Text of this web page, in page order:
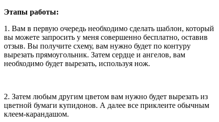
Этапы работы:
1. Вам в первую очередь необходимо сделать шаблон, который
вы можете запросить у меня совершенно бесплатно, оставив
отзыв. Вы получите схему, вам нужно будет по контуру
вырезать прямоугольник. Затем сердце и ангелов, вам
необходимо будет вырезать, используя нож.
2. Затем любым другим цветом вам нужно будет вырезать из
цветной бумаги купидонов. А далее все приклеите обычным
клеем-карандашом.